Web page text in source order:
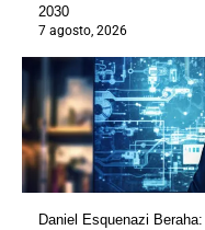
2030
7 agosto, 2026
Daniel Esquenazi